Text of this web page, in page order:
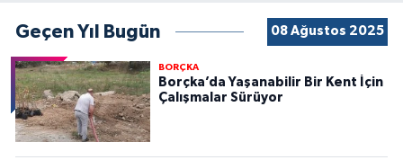
Geçen Yıl Bugün 08 Ağustos 2025
BORÇKA
Borçka’da Yaşanabilir Bir Kent İçin
Çalışmalar Sürüyor